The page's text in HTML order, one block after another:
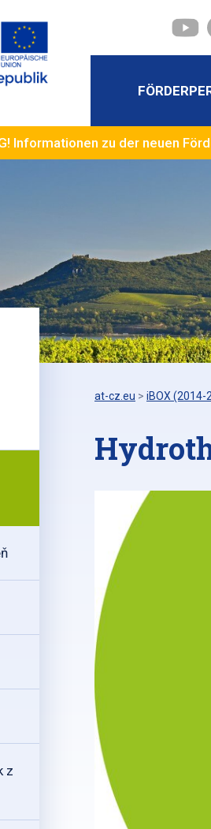
Informationen zu der neuen
z
at-cz.eu > iBOX (2014-